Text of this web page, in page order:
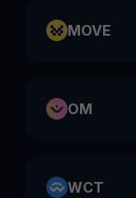
MOVE
OM
WCT